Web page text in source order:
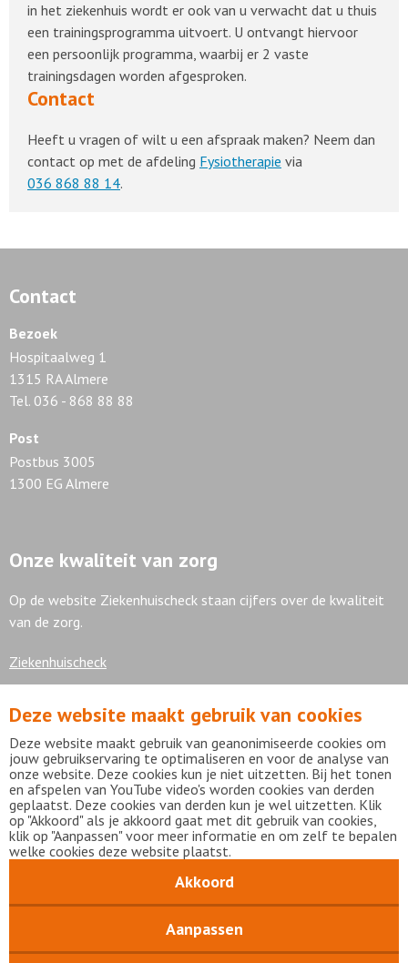
in het ziekenhuis wordt er ook van u verwacht dat u thuis
een trainingsprogramma uitvoert. U ontvangt hiervoor
een persoonlijk programma, waarbij er 2 vaste
trainingsdagen worden afgesproken.
Contact
Heeft u vragen of wilt u een afspraak maken? Neem dan
contact op met de afdeling Fysiotherapie via
036 868 88 14.
Contact
Bezoek
Hospitaalweg 1
1315 RA Almere
Tel. 036 - 868 88 88
Post
Postbus 3005
1300 EG Almere
Onze kwaliteit van zorg
Op de website Ziekenhuischeck staan cijfers over de kwaliteit
van de zorg.
Ziekenhuischeck
7,9
Bekijk alle waarderingen
DisclaimerPrivacy statementmijnFlevoziekenhuis
Copyright Flevoziekenhuis 2026
Deze website maakt gebruik van cookies
Deze website maakt gebruik van geanonimiseerde cookies om
jouw gebruikservaring te optimaliseren en voor de analyse van
onze website. Deze cookies kun je niet uitzetten. Bij het tonen
en afspelen van YouTube video's worden cookies van derden
geplaatst. Deze cookies van derden kun je wel uitzetten. Klik
op "Akkoord" als je akkoord gaat met dit gebruik van cookies,
klik op "Aanpassen" voor meer informatie en om zelf te bepalen
welke cookies deze website plaatst.
Akkoord
Aanpassen